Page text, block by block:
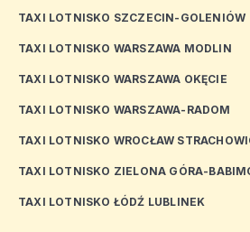
TAXI LOTNISKO SZCZECIN-GOLENIÓW
TAXI LOTNISKO WARSZAWA MODLIN
TAXI LOTNISKO WARSZAWA OKĘCIE
TAXI LOTNISKO WARSZAWA-RADOM
TAXI LOTNISKO WROCŁAW
TAXI LOTNISKO ZIELONA GÓRA-
TAXI LOTNISKO ŁÓDŹ LUBLINEK